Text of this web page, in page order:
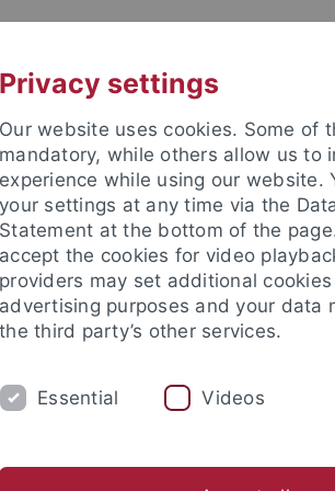
Encounters: Politics of Division
College of Fellows Focus
Privacy settings
Our website uses cookies. Some of
mandatory, while others allow us to
experience while using our website.
your settings at any time via the
Statement at the bottom of the
accept the cookies for video
providers may set additional
advertising purposes and your data
the third party’s other services.
Essential Videos